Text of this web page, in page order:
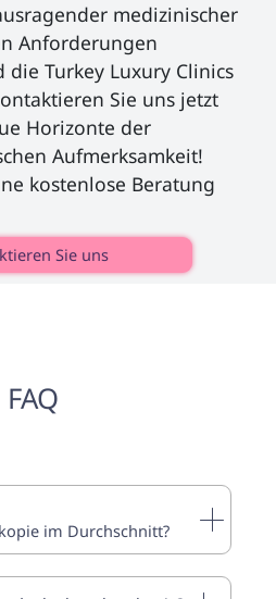
medizinischer
Anforderungen
die Turkey Luxury Clinics
Sie uns jetzt
Horizonte der
Aufmerksamkeit!
kostenlose Beratung
Sie uns
FAQ
im Durchschnitt?